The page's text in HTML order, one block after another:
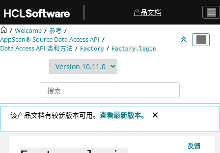
产品文档
Welcome
参考
AppScan® Source Data Access API
Data Access API 类和方法
Factory Factory.login
该产品文档有较新版本可用。 查看最新版本。
反馈